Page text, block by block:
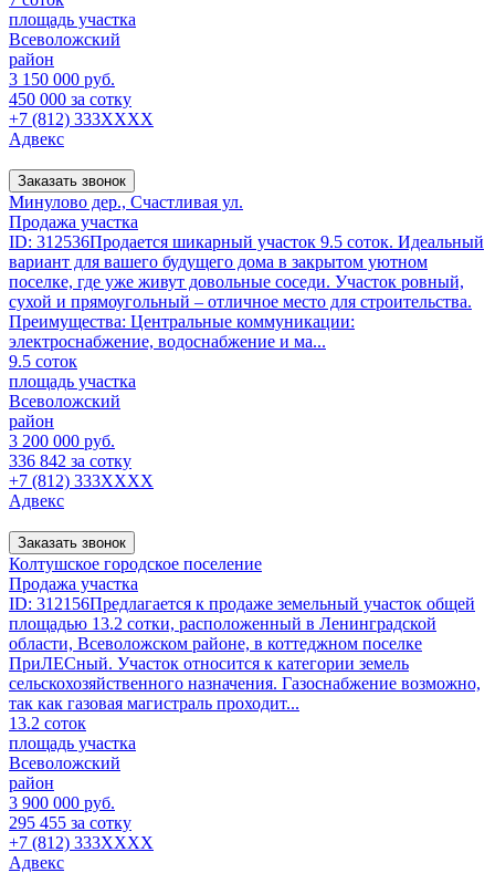
площадь участка
Всеволожский
район
3 150 000 руб.
450 000 за сотку
+7 (812) 333XXXX
Адвекс
Заказать звонок
Минулово дер., Счастливая ул.
Продажа участка
ID: 312536Продается шикарный участок 9.5 соток. Идеальный
вариант для вашего будущего дома в закрытом уютном
поселке, где уже живут довольные соседи. Участок ровный,
сухой и прямоугольный – отличное место для строительства.
Преимущества: Центральные коммуникации:
электроснабжение, водоснабжение и ма...
9.5 соток
площадь участка
Всеволожский
район
3 200 000 руб.
336 842 за сотку
+7 (812) 333XXXX
Адвекс
Заказать звонок
Колтушское городское поселение
Продажа участка
ID: 312156Предлагается к продаже земельный участок общей
площадью 13.2 сотки, расположенный в Ленинградской
области, Всеволожском районе, в коттеджном поселке
ПриЛЕСный. Участок относится к категории земель
сельскохозяйственного назначения. Газоснабжение возможно,
так как газовая магистраль проходит...
13.2 соток
площадь участка
Всеволожский
район
3 900 000 руб.
295 455 за сотку
+7 (812) 333XXXX
Адвекс